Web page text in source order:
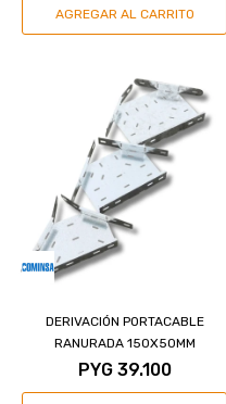
DERIVACIÓN PORTACABLE
RANURADA 150X50MM
PYG 39.100